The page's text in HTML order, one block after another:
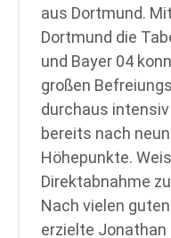
aus Dortmund.
Dortmund die
und Bayer 04
großen
durchaus
bereits nach
Höhepunkte.
Direktabnahme
Nach vielen
erzielte Jonathan